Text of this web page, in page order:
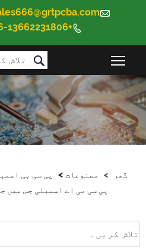
sales666@grtpcba.com
مین مینو کی مرئیت کو ٹوگل
مصنوعات> پی سی بی اسمبلی >
پی سی بی اے اسمبلی جس میں جربر